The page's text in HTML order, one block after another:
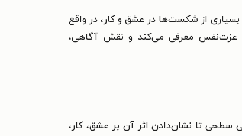
بسیاری از شکست‌ها در عشق و کار، در واقع
معرفی می‌کند و نقش آگاهی،
تا نشان‌دادن اثر آن بر عشق، کار،